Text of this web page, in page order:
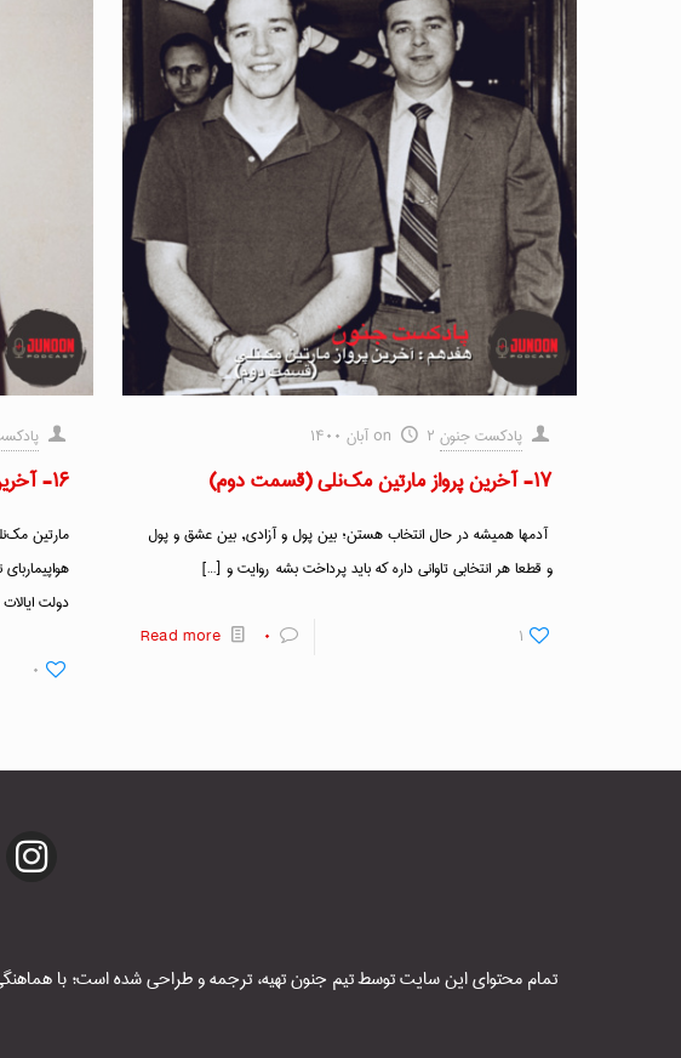
پادکست جنون on ۲ آبان ۱۴۰۰
۱۷- آخرین پرواز مارتین مک‌نلی (قسمت دوم)
آدمها همیشه در حال انتخاب هستن؛ بین پول و آزادی, بین عشق و پول
و قطعا هر انتخابی تاوانی داره که باید پرداخت بشه روایت و[…]
۱ ۰ Read more
۱۶- آخرین پرواز مارتین مک‌نلی (قسمت اول)
مارتین
دولت
۰
تمام محتوای این سایت توسط تیم جنون تهیه، ترجمه و طراحی شده است؛ با هماهنگی